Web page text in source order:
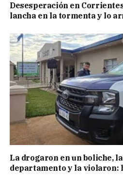
Desesperación en
lancha en la tormenta y lo
La drogaron en un boliche,
departamento y la violaron: